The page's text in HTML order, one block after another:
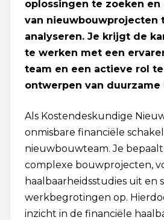
oplossingen te zoeken en
van nieuwbouwprojecten
analyseren. Je krijgt de
te werken met een
team en een actieve rol
ontwerpen van
Als Kostendeskundige
onmisbare financiële
nieuwbouwteam. Je
complexe bouwprojecten,
haalbaarheidsstudies uit en
werkbegrotingen op.
inzicht in de financiële